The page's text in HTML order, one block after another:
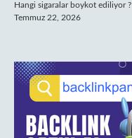
Hangi sigaralar boykot ediliyor ?
Temmuz 22, 2026